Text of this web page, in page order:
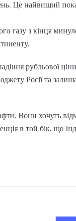
Це найвищий
газу з кінця
рубльової
Росії та
Вони хочуть
в той бік, що